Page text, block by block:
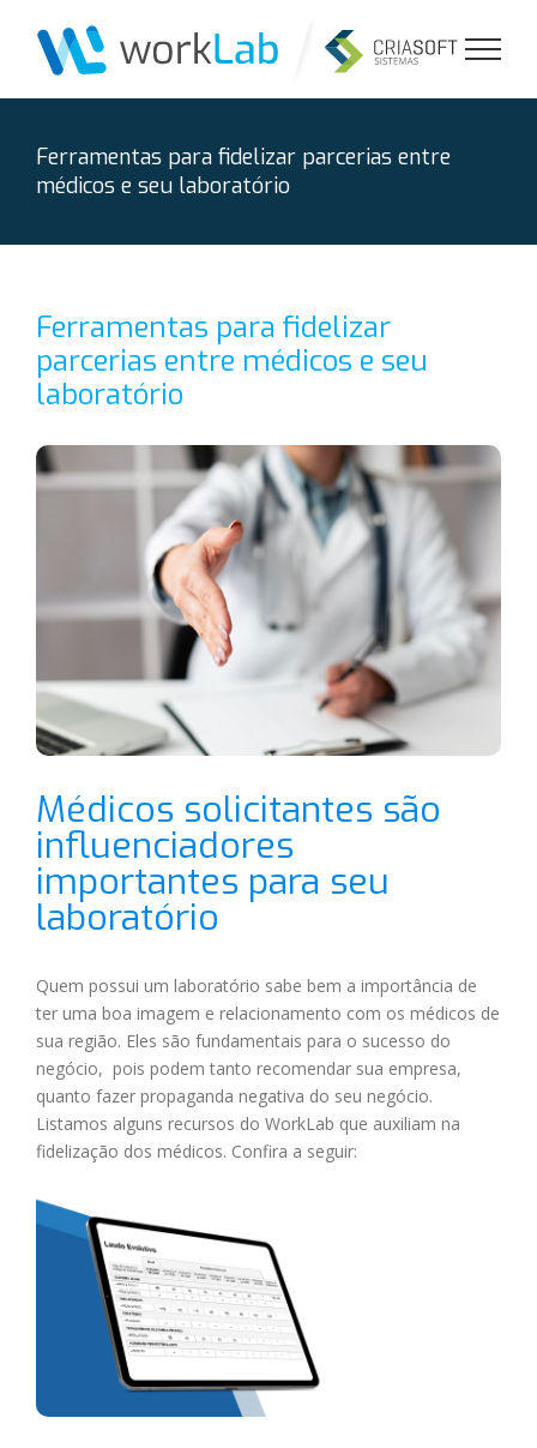
conteúdo
Ferramentas para fidelizar parcerias entre
médicos e seu laboratório
Ferramentas para fidelizar
parcerias entre médicos e seu
laboratório
Médicos solicitantes são
influenciadores
importantes para seu
laboratório
Quem possui um laboratório sabe bem a importância de
ter uma boa imagem e relacionamento com os médicos de
sua região. Eles são fundamentais para o sucesso do
negócio, pois podem tanto recomendar sua empresa,
quanto fazer propaganda negativa do seu negócio.
Listamos alguns recursos do WorkLab que auxiliam na
fidelização dos médicos. Confira a seguir: